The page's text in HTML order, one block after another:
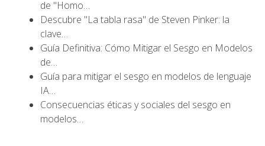
de "Homo…
Descubre "La tabla rasa" de Steven Pinker: la
clave…
Guía Definitiva: Cómo Mitigar el Sesgo en Modelos
de…
Guía para mitigar el sesgo en modelos de lenguaje
IA…
Consecuencias éticas y sociales del sesgo en
modelos…